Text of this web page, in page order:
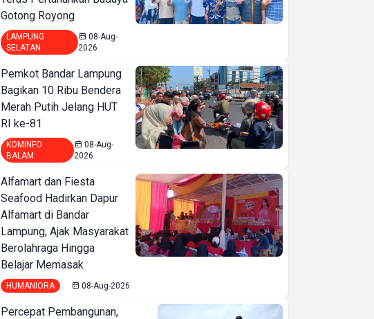
Gotong Royong
LAMPUNG
SELATAN
08-Aug-
2026
Pemkot Bandar Lampung
Bagikan 10 Ribu Bendera
Merah Putih Jelang HUT
RI ke-81
KOMINFO
BALAM
08-Aug-
2026
Alfamart dan Fiesta
Seafood Hadirkan Dapur
Alfamart di Bandar
Lampung, Ajak Masyarakat
Berolahraga Hingga
Belajar Memasak
HUMANIORA 08-Aug-2026
Percepat Pembangunan,